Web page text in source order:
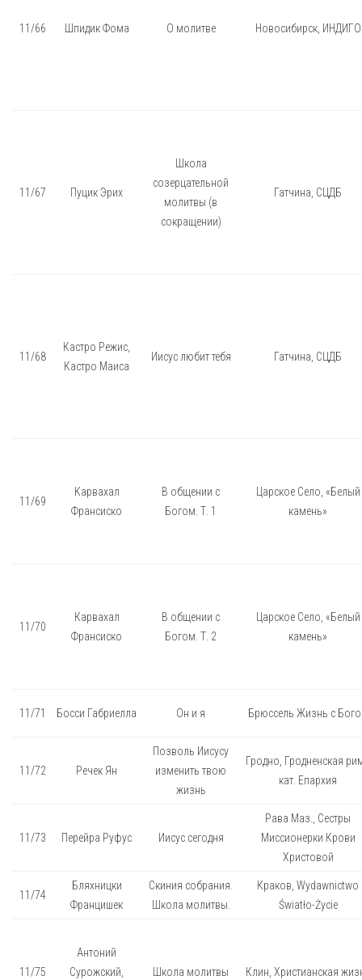
11/66 Шпидик Фома О молитве Новосибирск, ИНДИГО
11/67 Пуцик Эрих
Школа
созерцательной
молитвы (в
сокращении)
Гатчина, СЦДБ
11/68
Кастро Режис,
Кастро Маиса
Иисус любит тебя Гатчина, СЦДБ
11/69
Карвахал
Франсиско
В общении с
Богом. Т. 1
Царское Село, «Белый
камень»
11/70
Карвахал
Франсиско
В общении с
Богом. Т. 2
Царское Село, «Белый
камень»
11/71 Босси Габриелла Он и я Брюссель Жизнь с
11/72 Речек Ян
Позволь Иисусу
изменить твою
жизнь
Гродно, Гродненская
кат. Епархия
11/73 Перейра Руфус Иисус сегодня
Рава Маз., Сестры
Миссионерки Крови
Христовой
11/74
Бляхницки
Францишек
Скиния собрания.
Школа молитвы.
Краков, Wydawnictwo
Światło-Życie
11/75
Антоний
Сурожский,
Школа молитвы Клин, Христианская